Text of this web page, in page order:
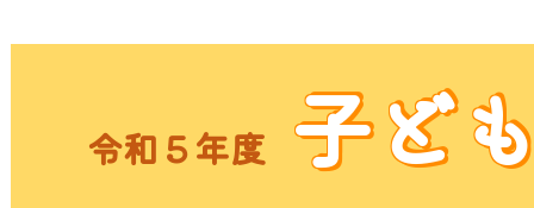
令和５年度 子ど